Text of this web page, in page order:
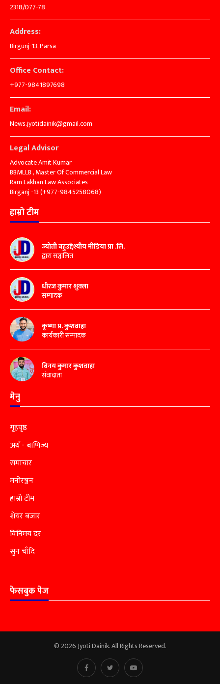
2318/077-78
Address:
Birgunj-13, Parsa
Office Contact:
+977-9841897698
Email:
News.jyotidainik@gmail.com
Legal Advisor
Advocate Amit Kumar
BBMLLB , Master Of Commercial Law
Ram Lakhan Law Associates
Birganj -13 (+977-9845258068)
हाम्रो टीम
ज्योती बहुउद्देश्यीय मीडिया प्रा .लि.
द्वारा सञ्चालित
धीरज कुमार शुक्ला
सम्पादक
कृष्णा प्र. कुशवाहा
कार्यकारी सम्पादक
बिनय कुमार कुशवाहा
संवादाता
मेनु
गृहपृष्ठ
अर्थ - बाणिज्य
समाचार
मनोरञ्जन
हाम्रो टीम
शेयर बजार
विनिमय दर
सुन चाँदि
फेसबुक पेज
© 2026 Jyoti Dainik. All Rights Reserved.